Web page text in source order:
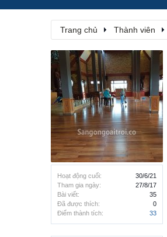
Trang chủ Thành viên
Hoạt động cuối:
30/6/21
Tham gia ngày:
27/8/17
Bài viết:
35
Đã được thích:
0
Điểm thành tích:
33